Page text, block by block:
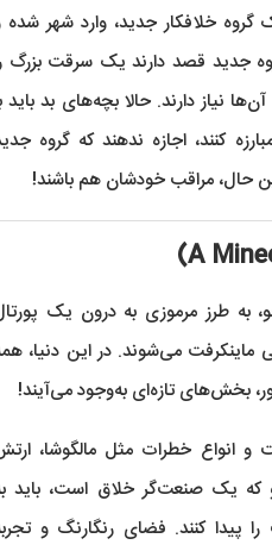
خلافکار جدید، وارد شهر شده
جدید قصد دارند یک سرقت بزرگ
نیاز دارند. حالا بچه‌های بد باید
کنند، اجازه ندهند که گروه
حال، مراقب خودشان هم باشند!
به طرز مرموزی به درون یک
می‌شوند. در این دنیا،
بخش‌های تازه‌ای به‌وجود می‌آیند!
و انواع خطرات مثل مالگوشا،
که یک صنعت‌گر خلاق است، باید
پیدا کنند. فضای رنگارنگ و